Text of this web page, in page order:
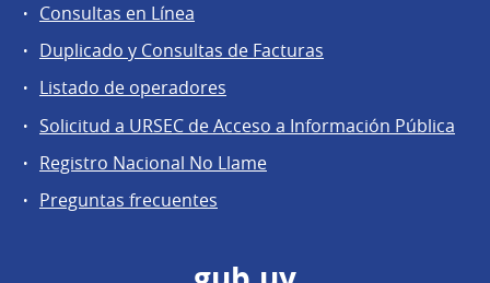
Agentes
regulados
Consultas en Línea
Duplicado y Consultas de Facturas
Listado de operadores
Solicitud a URSEC de Acceso a Información Pública
Registro Nacional No Llame
Preguntas frecuentes